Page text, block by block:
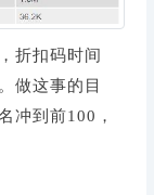
折扣码时间
做这事的目
冲到前100，